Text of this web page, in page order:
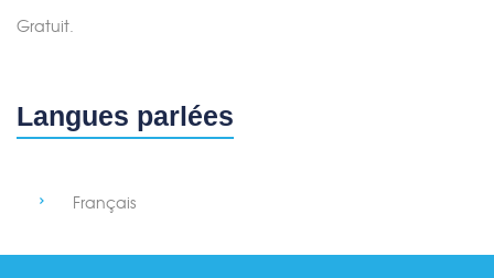
Gratuit.
Langues parlées
Français